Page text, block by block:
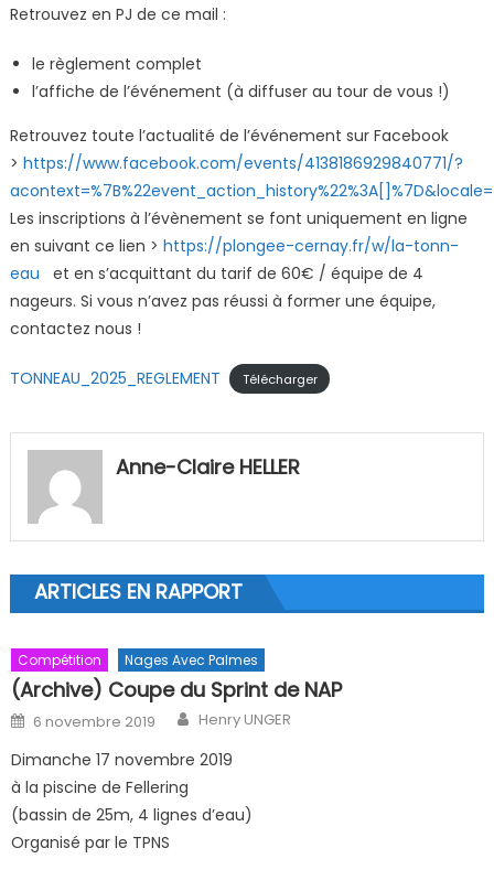
Retrouvez en PJ de ce mail :
le règlement complet
l’affiche de l’événement (à diffuser au tour de vous !)
Retrouvez toute l’actualité de l’événement sur Facebook
> https://www.facebook.com/events/4138186929840771/?
Les inscriptions à l’évènement se font uniquement en ligne
en suivant ce lien > https://plongee-cernay.fr/w/la-tonn-
eau
et en s’acquittant du tarif de 60€ / équipe de 4
nageurs. Si vous n’avez pas réussi à former une équipe,
contactez nous !
TONNEAU_2025_REGLEMENT Télécharger
Anne-Claire HELLER
ARTICLES EN RAPPORT
Compétition Nages Avec Palmes
(Archive) Coupe du Sprint de NAP
Posted on
6 novembre 2019 Author
Henry UNGER
Dimanche 17 novembre 2019
à la piscine de Fellering
(bassin de 25m, 4 lignes d’eau)
Organisé par le TPNS